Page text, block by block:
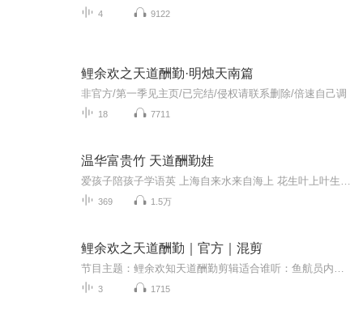
4 9122
鲤余欢之天道酬勤·明烛天南篇
非官方/第一季见主页/已完结/侵权请联系删除/倍速自己调
18 7711
温华富贵竹 天道酬勤娃
369 1.5万
鲤余欢之天道酬勤｜官方｜混剪
3 1715